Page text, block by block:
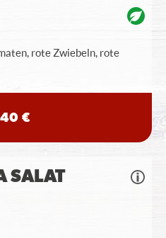
rote Zwiebeln, rote
€
SALAT